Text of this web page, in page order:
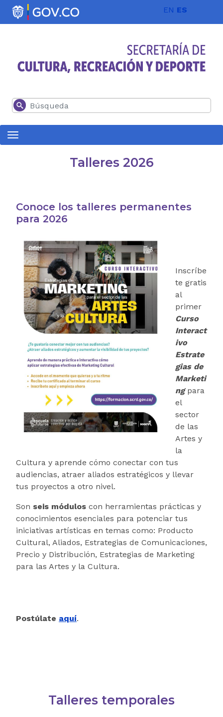
Pasar al contenido principal EN ES
Buscar
Talleres 2026
Conoce los talleres permanentes
para 2026
Inscríbe
te gratis
al
primer
Curso
Interact
ivo
Estrate
gias de
Marketi
ngpara
el
sector
de las
Artes y
la
Cultura y aprende cómo conectar con tus
audiencias, atraer aliados estratégicos y llevar
tus proyectos a otro nivel.
Son seis módulos con herramientas prácticas y
conocimientos esenciales para potenciar tus
iniciativas artísticas en temas como: Producto
Cultural, Aliados, Estrategias de Comunicaciones,
Precio y Distribución, Estrategias de Marketing
para las Artes y la Cultura.
Postúlate aquí.
Talleres temporales